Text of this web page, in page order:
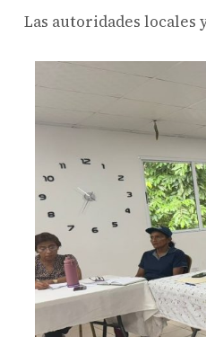
Las autoridades